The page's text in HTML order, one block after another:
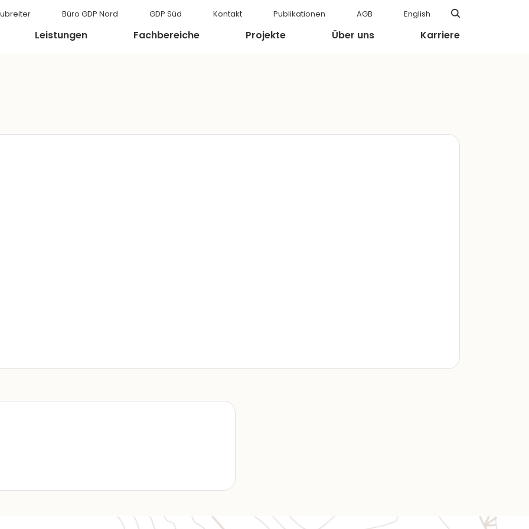
Büro GDP Nord GDP Süd Kontakt Publikationen AGB English
Leistungen Fachbereiche Projekte Über uns Karriere